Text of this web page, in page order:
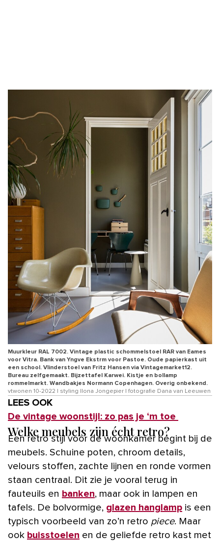
Muurkleur RAL 7002. Vintage plastic schommelstoel RAR van Eames
voor Vitra. Bank van Yngve Ekstrm voor Pastoe. Oude papierkast uit
een school. Vlinderstoel van Fritz Hansen via Vintagemarket12.
Bureau zelfgemaakt. Bijzettafel Karwei. Kistje en bollamp
rommelmarkt. Wandbakjes Normann Copenhagen. Overig onbekend.
vtwonen 10-2022 | styling Ilona Jongepier | fotografie Dana van Leeuwen
LEES OOK
De vintage woonstijl: zo pas je ‘m toe
Welke meubels zijn écht retro?
Een retro stijl voor de woonkamer begint bij de
meubels. Schuine poten, chroom details,
velours stoffen, zachte lijnen en ronde vormen
staan centraal. Dit zie je vooral terug in
fauteuils en banken, maar ook in lampen en
tafels. De bolvormige, glazen hanglamp is een
typisch voorbeeld van zo’n retro piece. Maar
ook buisstoelen en de geliefde retro kast met